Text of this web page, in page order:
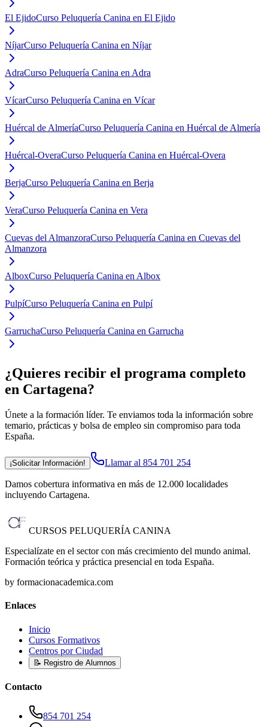
El EjidoCurso Peluquería Canina en El Ejido
NíjarCurso Peluquería Canina en Níjar
AdraCurso Peluquería Canina en Adra
VícarCurso Peluquería Canina en Vícar
Huércal de AlmeríaCurso Peluquería Canina en Huércal de Almería
Huércal-OveraCurso Peluquería Canina en Huércal-Overa
BerjaCurso Peluquería Canina en Berja
VeraCurso Peluquería Canina en Vera
Cuevas del AlmanzoraCurso Peluquería Canina en Cuevas del
Almanzora
AlboxCurso Peluquería Canina en Albox
PulpíCurso Peluquería Canina en Pulpí
GarruchaCurso Peluquería Canina en Garrucha
¿Quieres recibir el programa completo
en Cartagena?
Únete a la formación líder. Te enviamos toda la información sobre
temario, prácticas y bolsa de empleo sin compromiso para toda
España.
¡Solicitar Información! Llamar al 854 701 254
Damos cobertura informativa en más de 12.000 localidades
incluyendo Cartagena.
CURSOS PELUQUERÍA CANINA
Especialízate en el sector con más crecimiento del mundo animal.
Formación teórica y práctica presencial en toda España.
by formacionacademica.com
Enlaces
Inicio
Cursos Formativos
Centros por Ciudad
📝 Registro de Alumnos
Contacto
854 701 254